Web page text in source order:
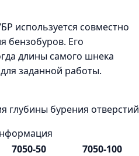
используется совместно
бензобуров. Его
длины самого шнека
заданной работы.
глубины бурения отверстий
7050-50 7050-100